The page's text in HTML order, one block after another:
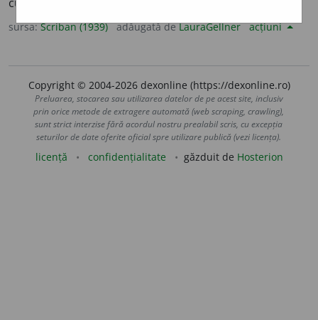
sursa:Scriban (1939) adăugată deLauraGellner acțiuni
Copyright © 2004-2026 dexonline (https://dexonline.ro)
Preluarea, stocarea sau utilizarea datelor de pe acest site, inclusiv
prin orice metode de extragere automată (web scraping, crawling),
sunt strict interzise fără acordul nostru prealabil scris, cu excepția
seturilor de date oferite oficial spre utilizare publică (vezi licența).
licență confidențialitate găzduit de Hosterion